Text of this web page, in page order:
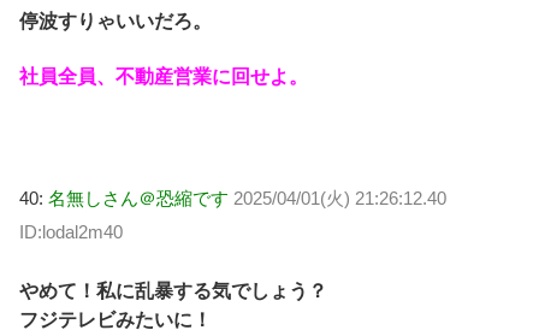
停波すりゃいいだろ。
社員全員、不動産営業に回せよ。
40: 名無しさん＠恐縮です 2025/04/01(火) 21:26:12.40
ID:lodal2m40
やめて！私に乱暴する気でしょう？
フジテレビみたいに！